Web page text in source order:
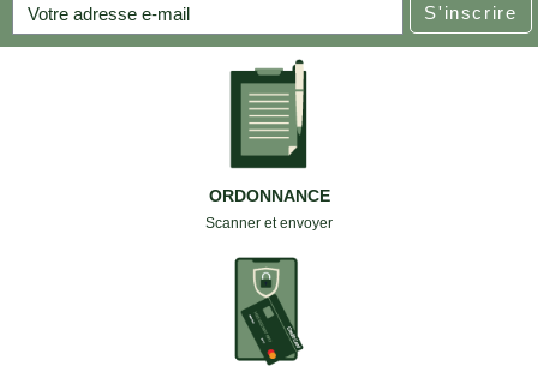
S'inscrire
ORDONNANCE
Scanner et envoyer